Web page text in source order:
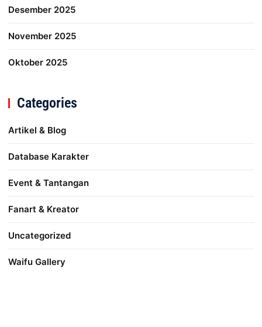
Desember 2025
November 2025
Oktober 2025
Categories
Artikel & Blog
Database Karakter
Event & Tantangan
Fanart & Kreator
Uncategorized
Waifu Gallery